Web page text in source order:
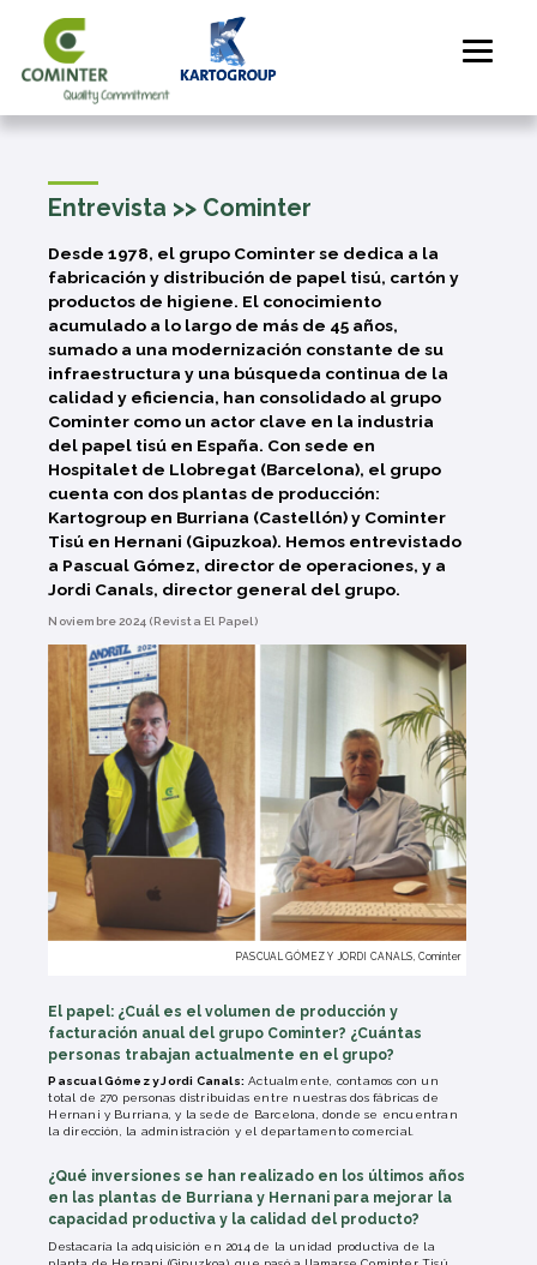
Entrevista >> Cominter
Desde 1978, el grupo Cominter se dedica a la
fabricación y distribución de papel tisú, cartón y
productos de higiene. El conocimiento
acumulado a lo largo de más de 45 años,
sumado a una modernización constante de su
infraestructura y una búsqueda continua de la
calidad y eficiencia, han consolidado al grupo
Cominter como un actor clave en la industria
del papel tisú en España. Con sede en
Hospitalet de Llobregat (Barcelona), el grupo
cuenta con dos plantas de producción:
Kartogroup en Burriana (Castellón) y Cominter
Tisú en Hernani (Gipuzkoa). Hemos entrevistado
a Pascual Gómez, director de operaciones, y a
Jordi Canals, director general del grupo.
Noviembre 2024 (Revista El Papel)
PASCUAL GÓMEZ Y JORDI CANALS, Cominter
El papel: ¿Cuál es el volumen de producción y
facturación anual del grupo Cominter? ¿Cuántas
personas trabajan actualmente en el grupo?
Pascual Gómez y Jordi Canals: Actualmente, contamos con un
total de 270 personas distribuidas entre nuestras dos fábricas de
Hernani y Burriana, y la sede de Barcelona, donde se encuentran
la dirección, la administración y el departamento comercial.
¿Qué inversiones se han realizado en los últimos años
en las plantas de Burriana y Hernani para mejorar la
capacidad productiva y la calidad del producto?
Destacaría la adquisición en 2014 de la unidad productiva de la